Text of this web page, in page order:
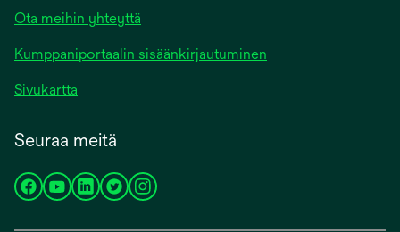
Ota meihin yhteyttä
Kumppaniportaalin sisäänkirjautuminen
Sivukartta
Seuraa meitä
opensopensopensopensopens